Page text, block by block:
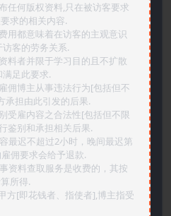
任何版权资料,只在被访客要求
求的相关内容.
用都意味着在访客的主观意识
客的劳务关系.
料者并限于学习目的且不扩散
足此要求.
佣博主从事违法行为[包括但不
承担由此引发的后果.
受雇内容之合法性[包括但不限
鉴别和承担相关后果.
最迟不超过2小时，晚间最迟第
佣要求会给予退款.
资料查取服务是收费的，其按
所得.
方[即花钱者、指使者],博主指受